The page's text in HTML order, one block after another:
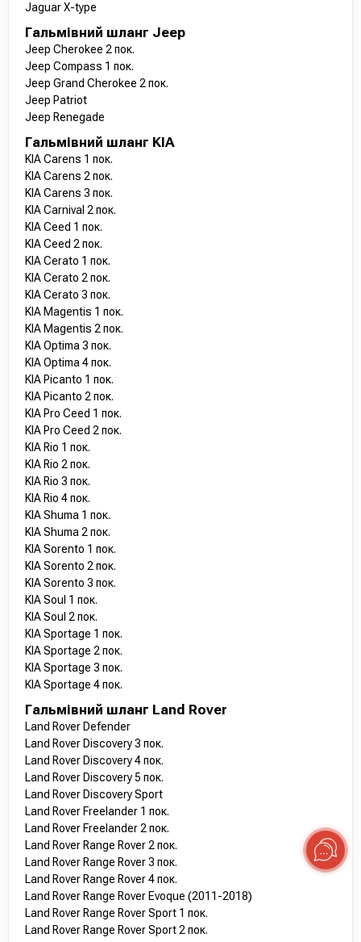
Jaguar X-type
Гальмівний шланг Jeep
Jeep Cherokee 2 пок.
Jeep Compass 1 пок.
Jeep Grand Cherokee 2 пок.
Jeep Patriot
Jeep Renegade
Гальмівний шланг KIA
KIA Carens 1 пок.
KIA Carens 2 пок.
KIA Carens 3 пок.
KIA Carnival 2 пок.
KIA Ceed 1 пок.
KIA Ceed 2 пок.
KIA Cerato 1 пок.
KIA Cerato 2 пок.
KIA Cerato 3 пок.
KIA Magentis 1 пок.
KIA Magentis 2 пок.
KIA Optima 3 пок.
KIA Optima 4 пок.
KIA Picanto 1 пок.
KIA Picanto 2 пок.
KIA Pro Ceed 1 пок.
KIA Pro Ceed 2 пок.
KIA Rio 1 пок.
KIA Rio 2 пок.
KIA Rio 3 пок.
KIA Rio 4 пок.
KIA Shuma 1 пок.
KIA Shuma 2 пок.
KIA Sorento 1 пок.
KIA Sorento 2 пок.
KIA Sorento 3 пок.
KIA Soul 1 пок.
KIA Soul 2 пок.
KIA Sportage 1 пок.
KIA Sportage 2 пок.
KIA Sportage 3 пок.
KIA Sportage 4 пок.
Гальмівний шланг Land Rover
Land Rover Defender
Land Rover Discovery 3 пок.
Land Rover Discovery 4 пок.
Land Rover Discovery 5 пок.
Land Rover Discovery Sport
Land Rover Freelander 1 пок.
Land Rover Freelander 2 пок.
Land Rover Range Rover 2 пок.
Land Rover Range Rover 3 пок.
Land Rover Range Rover 4 пок.
Land Rover Range Rover Evoque (2011-2018)
Land Rover Range Rover Sport 1 пок.
Land Rover Range Rover Sport 2 пок.